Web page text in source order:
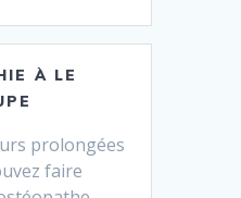
À LE
prolongées
faire